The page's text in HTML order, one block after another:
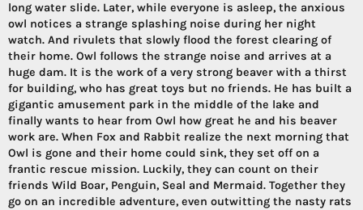
long water slide. Later, while everyone is asleep, the anxious
owl notices a strange splashing noise during her night
watch. And rivulets that slowly flood the forest clearing of
their home. Owl follows the strange noise and arrives at a
huge dam. It is the work of a very strong beaver with a thirst
for building, who has great toys but no friends. He has built a
gigantic amusement park in the middle of the lake and
finally wants to hear from Owl how great he and his beaver
work are. When Fox and Rabbit realize the next morning that
Owl is gone and their home could sink, they set off on a
frantic rescue mission. Luckily, they can count on their
friends Wild Boar, Penguin, Seal and Mermaid. Together they
go on an incredible adventure, even outwitting the nasty rats